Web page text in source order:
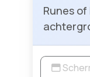
Runes